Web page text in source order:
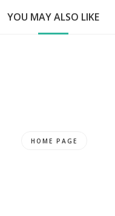
YOU MAY ALSO LIKE
HOME PAGE